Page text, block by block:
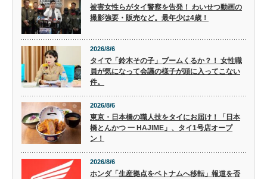
被害女性らがタイ警察を告発！ わいせつ動画の
撮影強要・販売など。最年少は4歳！
2026/8/6
タイで「鈴木その子」ブームくるか？！ 女性職
員が気になって会議の様子が頭に入ってこない
件。
2026/8/6
東京・日本橋の職人技をタイにお届け！「日本
橋とんかつ 一 HAJIME」、タイ1号店オープ
ン！
2026/8/6
ホンダ「生産拠点をベトナムへ移転」報道を否